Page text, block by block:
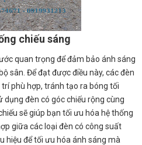
chiếu sáng
quan trọng để đảm bảo ánh sáng
sân. Để đạt được điều này, các đèn
phù hợp, tránh tạo ra bóng tối
dụng đèn có góc chiếu rộng cùng
sẽ giúp bạn tối ưu hóa hệ thống
giữa các loại đèn có công suất
hiệu để tối ưu hóa ánh sáng mà